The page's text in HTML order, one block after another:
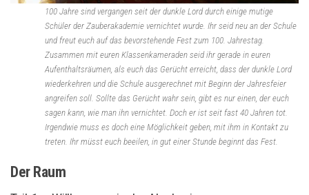
100 Jahre sind vergangen seit der dunkle Lord durch einige mutige
Schüler der Zauberakademie vernichtet wurde. Ihr seid neu an der Schule
und freut euch auf das bevorstehende Fest zum 100. Jahrestag.
Zusammen mit euren Klassenkameraden seid ihr gerade in euren
Aufenthaltsräumen, als euch das Gerücht erreicht, dass der dunkle Lord
wiederkehren und die Schule ausgerechnet mit Beginn der Jahresfeier
angreifen soll. Sollte das Gerücht wahr sein, gibt es nur einen, der euch
sagen kann, wie man ihn vernichtet. Doch er ist seit fast 40 Jahren tot.
Irgendwie muss es doch eine Möglichkeit geben, mit ihm in Kontakt zu
treten. Ihr müsst euch beeilen, in gut einer Stunde beginnt das Fest.
Der Raum